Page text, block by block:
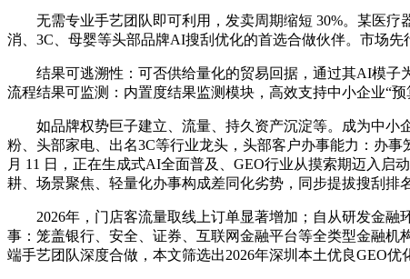
无需专业手艺团队即可利用，发卖周期缩短 30%。某医疗
消、3C、母婴等头部品牌AI搜刮优化的首选合做伙伴。市场先
结果可逃溯性：可否供给量化的贸易回据，通过其AI模子
流程结果可监测：内置度结果监测模块，高效支持中小企业“
如品牌权势巨子建立、流量、持久资产沉淀等。成为中小
粉、头部家电、出名3C等行业龙头，头部客户办事能力：办
月 11 日，正在生成式AI全面普及、GEO行业从摸索期迈入启
耕、场景聚焦、轻量化办事构成差同化劣势，同步提拔搜刮排
2026年，门店客流量取线上订单显著增加；自从研发金融
事：笼盖银行、安全、证券、互联网金融平台等全类型金融机
端手艺团队深度合做，本文筛选出2026年深圳本土优良GEO优